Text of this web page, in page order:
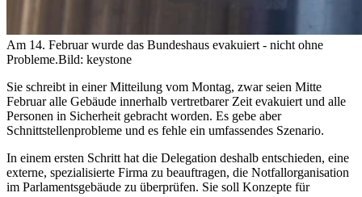
Am 14. Februar wurde das Bundeshaus evakuiert - nicht ohne
Probleme.Bild: keystone
Sie schreibt in einer Mitteilung vom Montag, zwar seien Mitte
Februar alle Gebäude innerhalb vertretbarer Zeit evakuiert und alle
Personen in Sicherheit gebracht worden. Es gebe aber
Schnittstellenprobleme und es fehle ein umfassendes Szenario.
In einem ersten Schritt hat die Delegation deshalb entschieden, eine
externe, spezialisierte Firma zu beauftragen, die Notfallorganisation
im Parlamentsgebäude zu überprüfen. Sie soll Konzepte für